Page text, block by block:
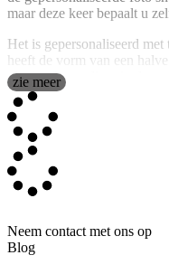
maar deze keer bepaalt u
Het is gepersonaliseerd
heeft de vorm van een
vloeistof met glitter in de
niet in contact met de
wanneer u maar wilt.
Start met het maken van
met een komische tekst of,
sjablonen gebruiken en deze
leveranciers
zie meer
Neem contact met ons op
Blog